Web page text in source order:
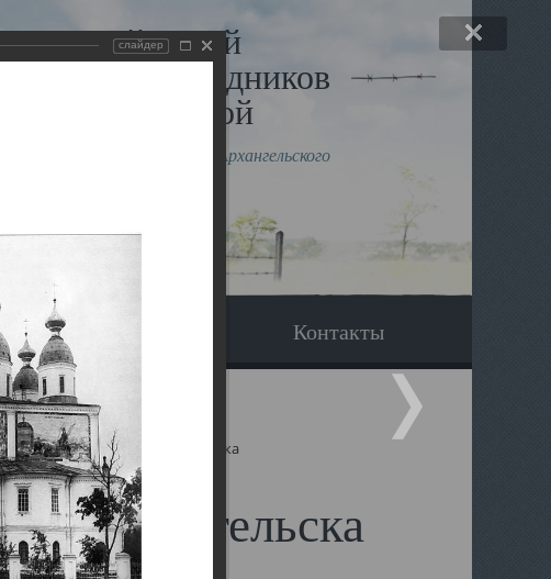
музей
и исповедников
Архангельской
митрополита Архангельского
Вопрос-ответ Контакты
Троицкий собор Архангельска
Архангельска
слайдер